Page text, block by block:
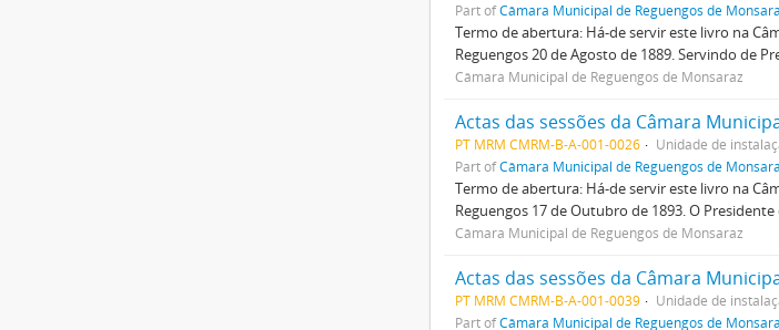
Part ofCâmara Municipal de Reguengos de
Termo de abertura: Há-de servir este livro na
Reguengos 20 de Agosto de 1889. Servindo de
Câmara Municipal de Reguengos de Monsaraz
Actas das sessões da Câmara
PT MRM CMRM-B-A-001-0026 Unidade de
Part ofCâmara Municipal de Reguengos de
Termo de abertura: Há-de servir este livro na
Reguengos 17 de Outubro de 1893. O
Câmara Municipal de Reguengos de Monsaraz
Actas das sessões da Câmara
PT MRM CMRM-B-A-001-0039 Unidade de
Part ofCâmara Municipal de Reguengos de